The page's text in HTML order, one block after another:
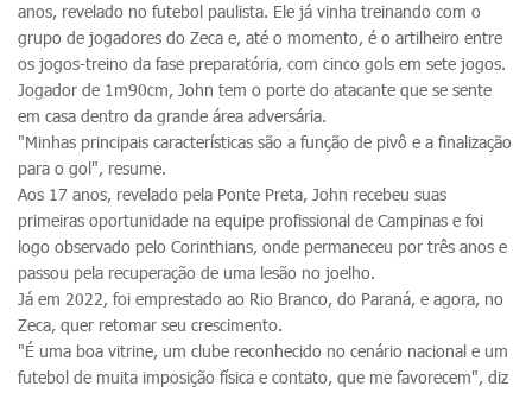
anos, revelado no futebol paulista. Ele já vinha treinando com o
grupo de jogadores do Zeca e, até o momento, é o artilheiro entre
os jogos-treino da fase preparatória, com cinco gols em sete jogos.
Jogador de 1m90cm, John tem o porte do atacante que se sente
em casa dentro da grande área adversária.
"Minhas principais características são a função de pivô e a finalização
para o gol", resume.
Aos 17 anos, revelado pela Ponte Preta, John recebeu suas
primeiras oportunidade na equipe profissional de Campinas e foi
logo observado pelo Corinthians, onde permaneceu por três anos e
passou pela recuperação de uma lesão no joelho.
Já em 2022, foi emprestado ao Rio Branco, do Paraná, e agora, no
Zeca, quer retomar seu crescimento.
"É uma boa vitrine, um clube reconhecido no cenário nacional e um
futebol de muita imposição física e contato, que me favorecem", diz